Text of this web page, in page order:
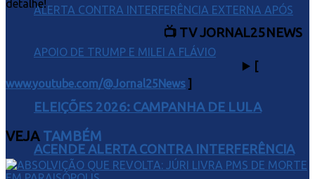
ELEIÇÕES 2026: CAMPANHA DE LULA
ACENDE ALERTA CONTRA INTERFERÊNCIA
detalhe!
📺 TV JORNAL25NEWS
▶️ [
www.youtube.com/@Jornal25News ]
VEJATAMBÉM